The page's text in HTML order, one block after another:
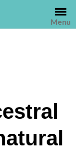
Menu